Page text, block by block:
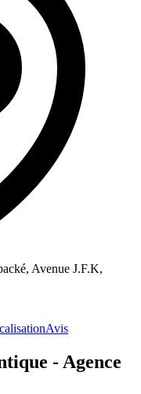
Avenue J.F.K,
Avis
- Agence